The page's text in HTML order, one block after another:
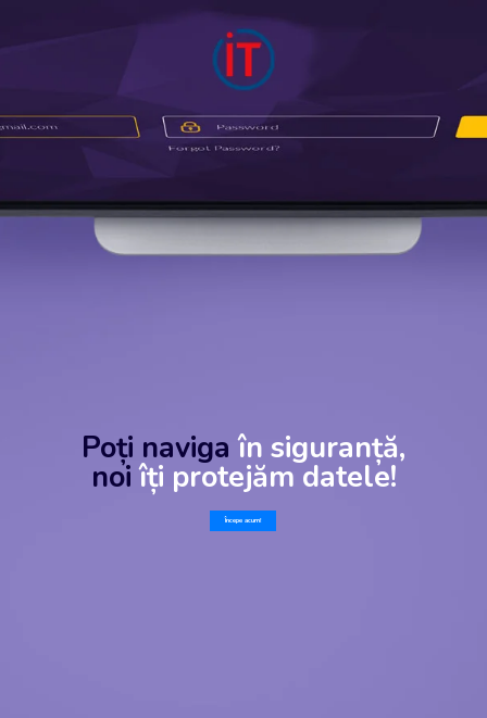
Poți navigaîn siguranță,
noiîți protejăm datele!
Începe acum!